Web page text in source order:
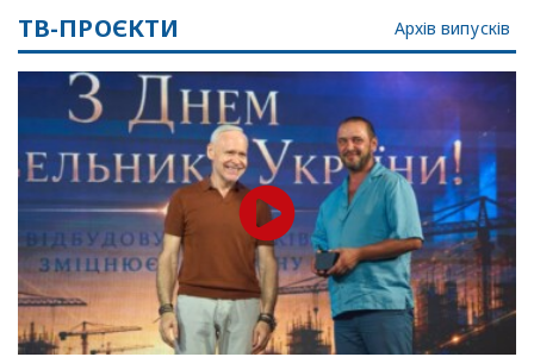
ТВ-ПРОЄКТИ Архів випусків